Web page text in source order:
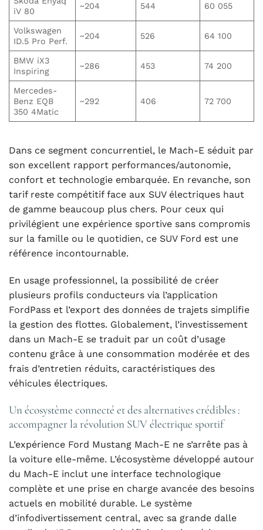
iV 80
~204 544 60 055
Volkswagen
ID.5 Pro Perf.
~204 526 64 100
BMW iX3
Inspiring
~286 453 74 200
Mercedes-
Benz EQB
350 4Matic
~292 406 72 700
Dans ce segment concurrentiel, le Mach-E séduit par
son excellent rapport performances/autonomie,
confort et technologie embarquée. En revanche, son
tarif reste compétitif face aux SUV électriques haut
de gamme beaucoup plus chers. Pour ceux qui
privilégient une expérience sportive sans compromis
sur la famille ou le quotidien, ce SUV Ford est une
référence incontournable.
En usage professionnel, la possibilité de créer
plusieurs profils conducteurs via l’application
FordPass et l’export des données de trajets simplifie
la gestion des flottes. Globalement, l’investissement
dans un Mach-E se traduit par un coût d’usage
contenu grâce à une consommation modérée et des
frais d’entretien réduits, caractéristiques des
véhicules électriques.
Un écosystème connecté et des alternatives crédibles :
accompagner la révolution SUV électrique sportif
L’expérience Ford Mustang Mach-E ne s’arrête pas à
la voiture elle-même. L’écosystème développé autour
du Mach-E inclut une interface technologique
complète et une prise en charge avancée des besoins
actuels en mobilité durable. Le système
d’infodivertissement central, avec sa grande dalle